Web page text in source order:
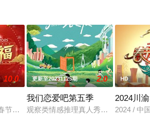
台了解。
10.0
节为背景，联动湖南卫视芒果TV双平台热
更新至20231125期 2.0
我们恋爱吧第五季
观察类情感推理真人秀《我们恋爱吧
HD
2024川
2024 / 中